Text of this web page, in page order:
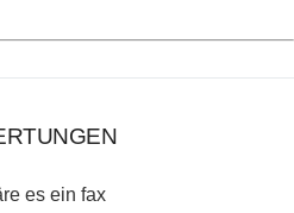
es ein fax